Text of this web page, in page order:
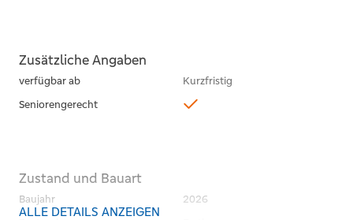
Zusätzliche Angaben
verfügbar ab
Kurzfristig
Seniorengerecht
Zustand und Bauart
Baujahr
2026
ALLE DETAILS ANZEIGEN